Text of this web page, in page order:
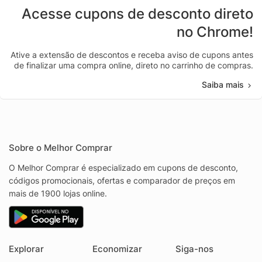
Acesse cupons de desconto direto
no Chrome!
Ative a extensão de descontos e receba aviso de cupons antes
de finalizar uma compra online, direto no carrinho de compras.
Saiba mais
Sobre o Melhor Comprar
O Melhor Comprar é especializado em cupons de desconto,
códigos promocionais, ofertas e comparador de preços em
mais de 1900 lojas online.
Explorar Economizar Siga-nos